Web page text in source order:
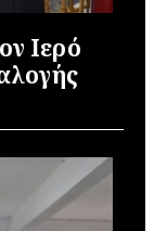
Ιερό